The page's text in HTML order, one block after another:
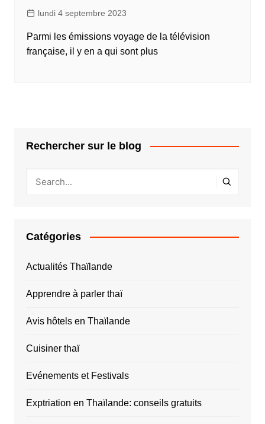
lundi 4 septembre 2023
Parmi les émissions voyage de la télévision
française, il y en a qui sont plus
Rechercher sur le blog
Catégories
Actualités Thaïlande
Apprendre à parler thaï
Avis hôtels en Thaïlande
Cuisiner thaï
Evénements et Festivals
Exptriation en Thaïlande: conseils gratuits